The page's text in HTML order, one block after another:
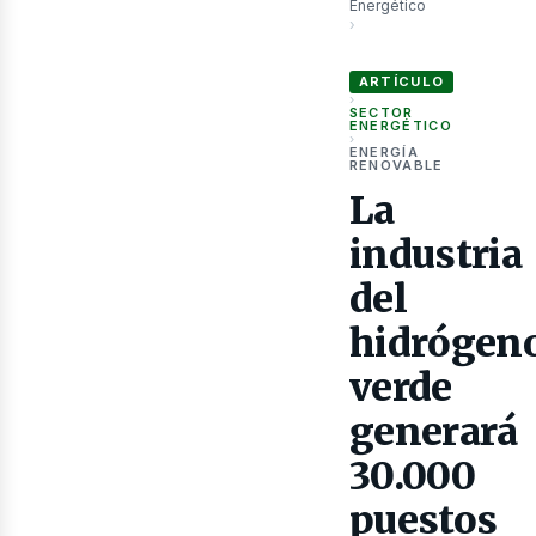
Energético
›
ARTÍCULO
›
SECTOR
ENERGÉTICO
›
ENERGÍA
RENOVABLE
La
industria
del
verde
generará
30.000
puestos